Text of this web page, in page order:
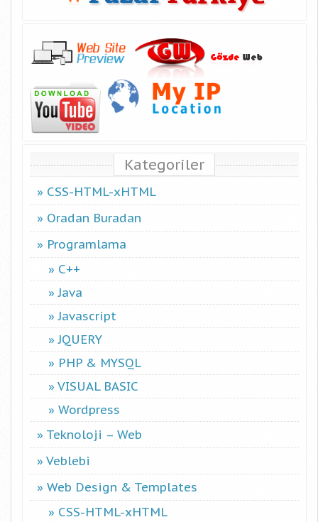
Kategoriler
CSS-HTML-xHTML
Oradan Buradan
Programlama
C++
Java
Javascript
JQUERY
PHP & MYSQL
VISUAL BASIC
Wordpress
Teknoloji – Web
Veblebi
Web Design & Templates
CSS-HTML-xHTML